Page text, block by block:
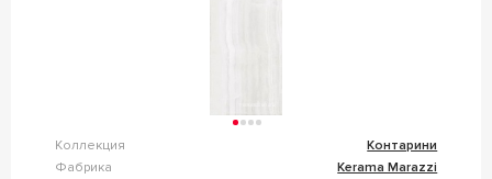
Коллекция
Контарини
Фабрика
Kerama Marazzi